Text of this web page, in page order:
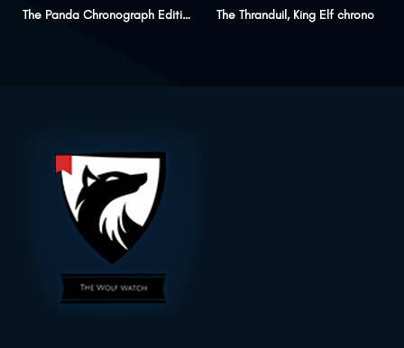
The Panda Chronograph Edition The Thranduil, King Elf chrono